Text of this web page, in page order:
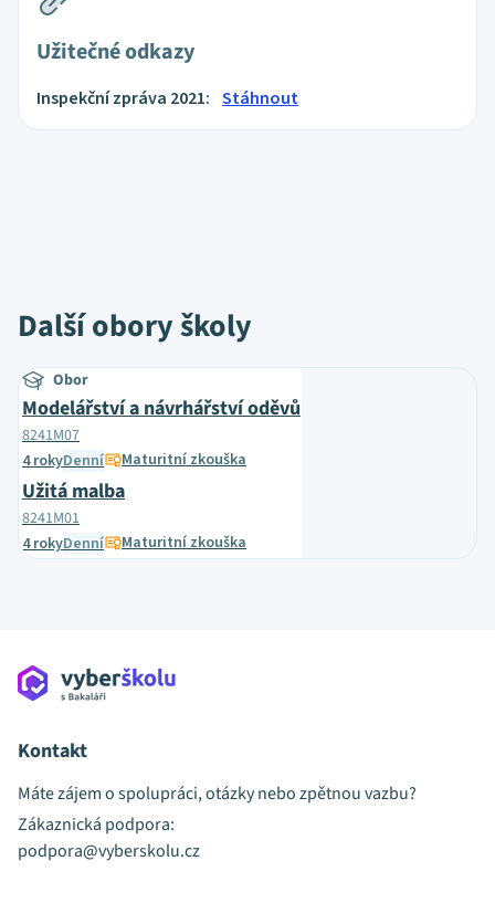
Užitečné odkazy
Inspekční zpráva 2021: Stáhnout
Další obory školy
Obor
Modelářství a návrhářství oděvů
8241M07
4 rokyDenní Maturitní zkouška
Užitá malba
8241M01
4 rokyDenní Maturitní zkouška
Kontakt
Máte zájem o spolupráci, otázky nebo zpětnou vazbu?
Zákaznická podpora:
podpora@vyberskolu.cz